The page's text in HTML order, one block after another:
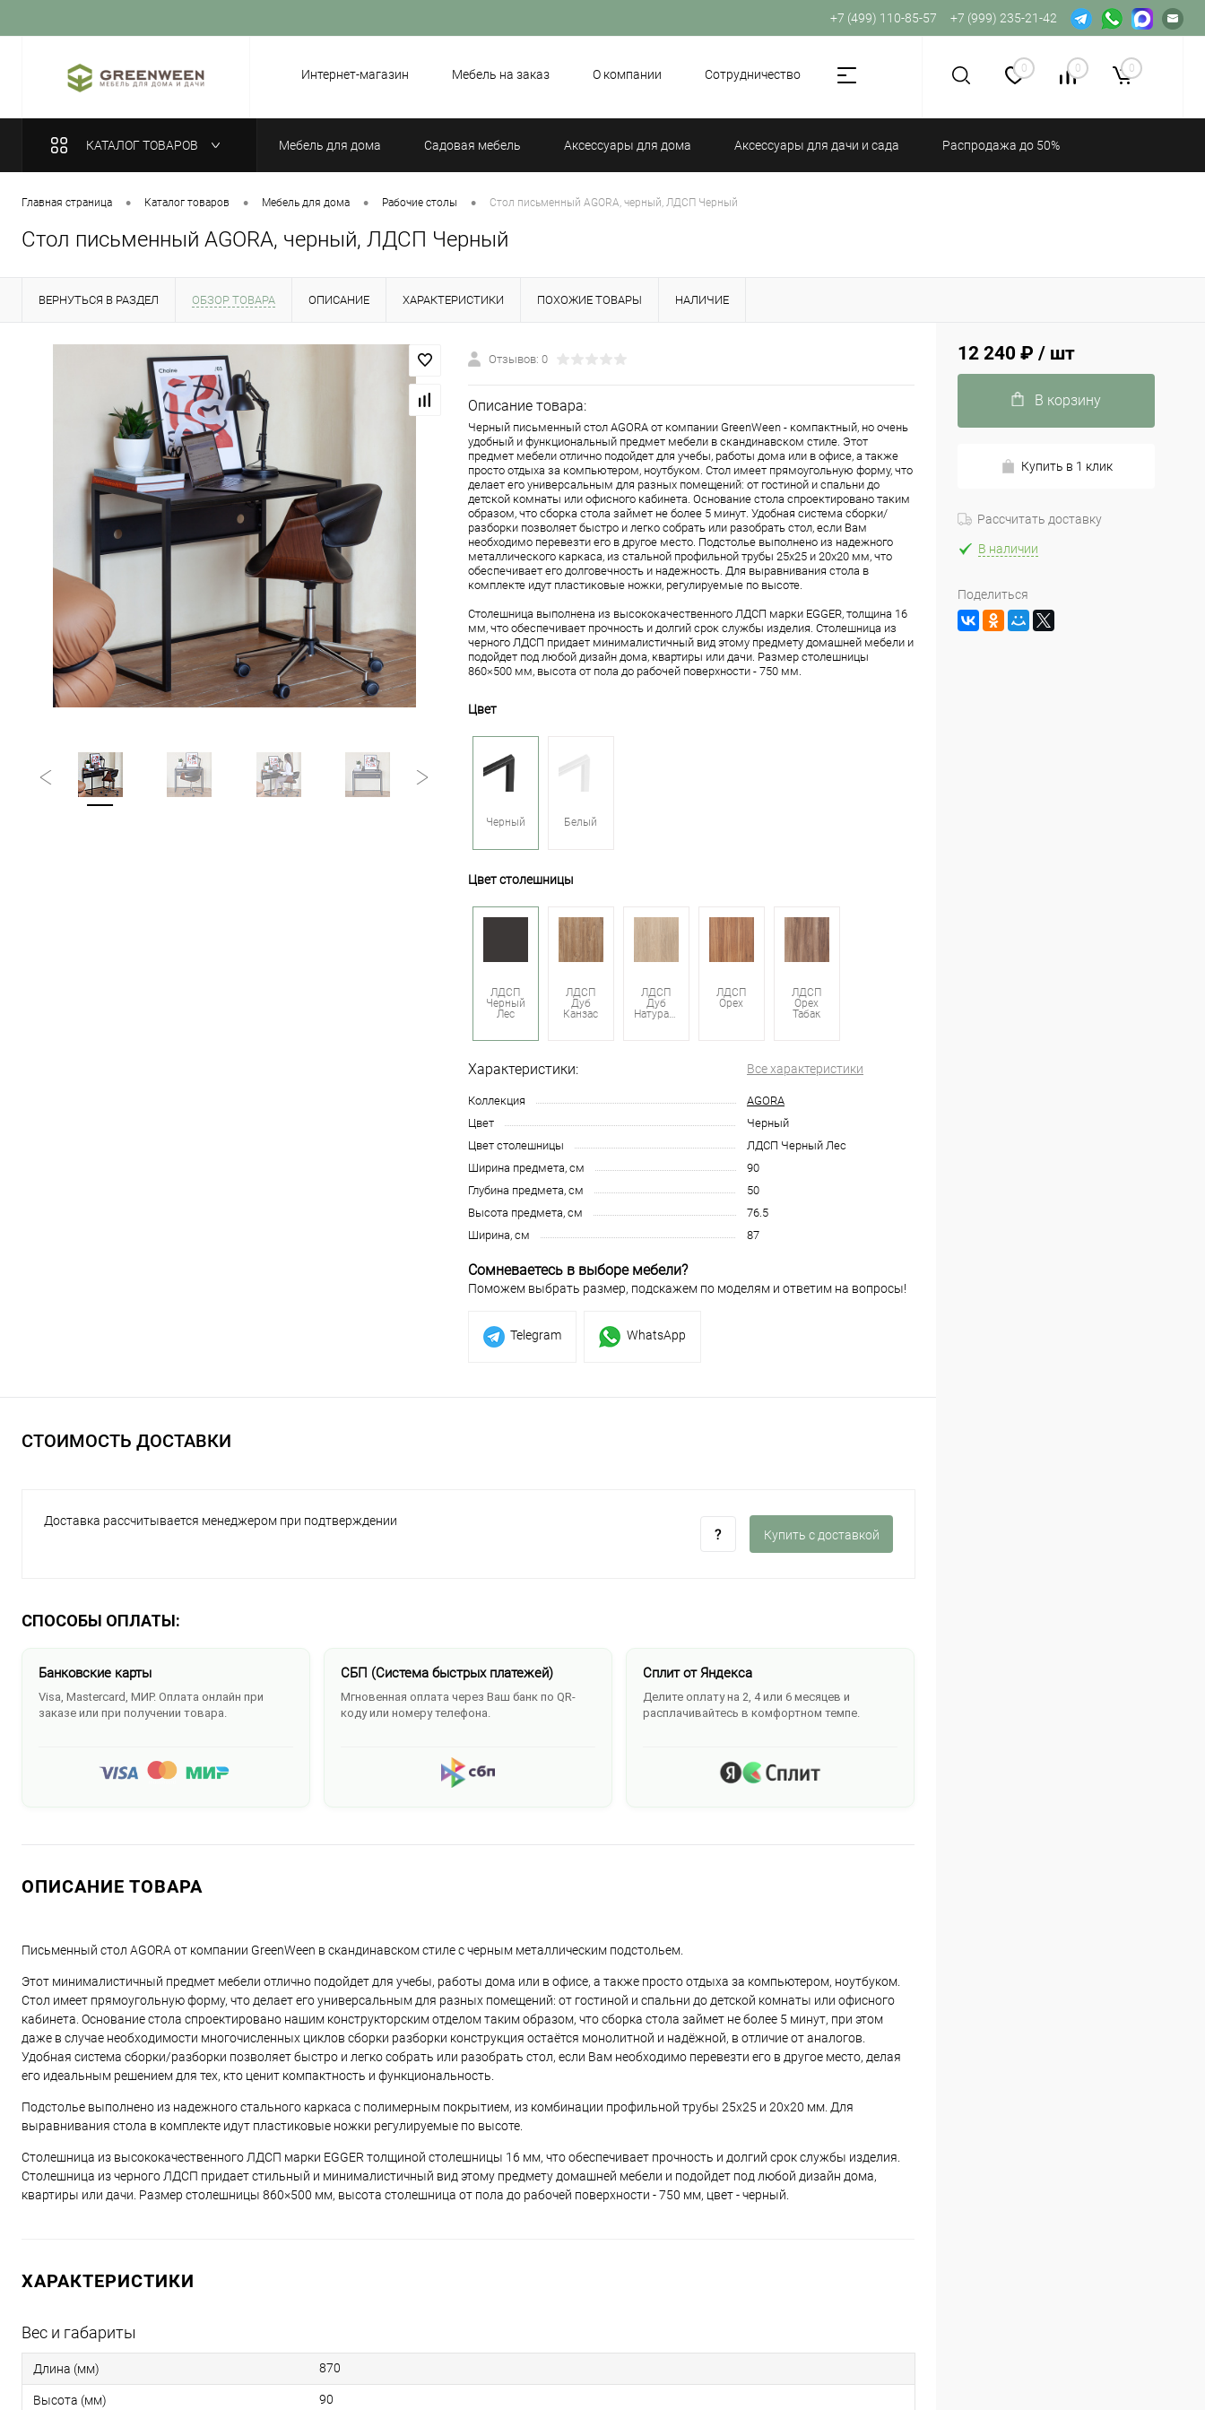
+7 (499) 110-85-57 +7 (999) 235-21-42
Интернет-магазин
Мебель на заказ О компании Сотрудничество 0 0 0
КАТАЛОГ ТОВАРОВ Мебель для дома Садовая мебель Аксессуары для дома Аксессуары для дачи и сада Распродажа до 50%
Главная страница • Каталог товаров • Мебель для дома • Рабочие столы • Стол письменный AGORA, черный, ЛДСП Черный
Стол письменный AGORA, черный, ЛДСП Черный
ВЕРНУТЬСЯ В РАЗДЕЛ ОБЗОР ТОВАРА ОПИСАНИЕ ХАРАКТЕРИСТИКИ ПОХОЖИЕ ТОВАРЫ НАЛИЧИЕ
Отзывов: 0
Описание товара:
Черный письменный стол AGORA от компании GreenWeen - компактный, но очень
удобный и функциональный предмет мебели в скандинавском стиле. Этот
предмет мебели отлично подойдет для учебы, работы дома или в офисе, а также
просто отдыха за компьютером, ноутбуком. Стол имеет прямоугольную форму, что
делает его универсальным для разных помещений: от гостиной и спальни до
детской комнаты или офисного кабинета. Основание стола спроектировано таким
образом, что сборка стола займет не более 5 минут. Удобная система сборки/
разборки позволяет быстро и легко собрать или разобрать стол, если Вам
необходимо перевезти его в другое место. Подстолье выполнено из надежного
металлического каркаса, из стальной профильной трубы 25х25 и 20х20 мм, что
обеспечивает его долговечность и надежность. Для выравнивания стола в
комплекте идут пластиковые ножки, регулируемые по высоте.
Столешница выполнена из высококачественного ЛДСП марки EGGER, толщина 16
мм, что обеспечивает прочность и долгий срок службы изделия. Столешница из
черного ЛДСП придает минималистичный вид этому предмету домашней мебели и
подойдет под любой дизайн дома, квартиры или дачи. Размер столешницы
860×500 мм, высота от пола до рабочей поверхности - 750 мм.
Цвет
Черный Белый
Цвет столешницы
ЛДСП
Черный
Лес
ЛДСП
Дуб
Канзас
ЛДСП
Дуб
Натуральный
ЛДСП
Орех
ЛДСП
Орех
Табак
Характеристики: Все характеристики
Коллекция
AGORA
Цвет
Черный
Цвет столешницы
ЛДСП Черный Лес
Ширина предмета, см
90
Глубина предмета, см
50
Высота предмета, см
76.5
Ширина, см
87
Сомневаетесь в выборе мебели?
Поможем выбрать размер, подскажем по моделям и ответим на вопросы!
Telegram WhatsApp
СТОИМОСТЬ ДОСТАВКИ
Доставка рассчитывается менеджером при подтверждении
Купить c доставкой
СПОСОБЫ ОПЛАТЫ:
Банковские карты
Visa, Mastercard, МИР. Оплата онлайн при
заказе или при получении товара.
СБП (Система быстрых платежей)
Мгновенная оплата через Ваш банк по QR-
коду или номеру телефона.
Сплит от Яндекса
Делите оплату на 2, 4 или 6 месяцев и
расплачивайтесь в комфортном темпе.
ОПИСАНИЕ ТОВАРА
Письменный стол AGORA от компании GreenWeen в скандинавском стиле с черным металлическим подстольем.
Этот минималистичный предмет мебели отлично подойдет для учебы, работы дома или в офисе, а также просто отдыха за компьютером, ноутбуком.
Стол имеет прямоугольную форму, что делает его универсальным для разных помещений: от гостиной и спальни до детской комнаты или офисного
кабинета. Основание стола спроектировано нашим конструкторским отделом таким образом, что сборка стола займет не более 5 минут, при этом
даже в случае необходимости многочисленных циклов сборки разборки конструкция остаётся монолитной и надёжной, в отличие от аналогов.
Удобная система сборки/разборки позволяет быстро и легко собрать или разобрать стол, если Вам необходимо перевезти его в другое место, делая
его идеальным решением для тех, кто ценит компактность и функциональность.
Подстолье выполнено из надежного стального каркаса с полимерным покрытием, из комбинации профильной трубы 25х25 и 20х20 мм. Для
выравнивания стола в комплекте идут пластиковые ножки регулируемые по высоте.
Столешница из высококачественного ЛДСП марки EGGER толщиной столешницы 16 мм, что обеспечивает прочность и долгий срок службы изделия.
Столешница из черного ЛДСП придает стильный и минималистичный вид этому предмету домашней мебели и подойдет под любой дизайн дома,
квартиры или дачи. Размер столешницы 860×500 мм, высота столешница от пола до рабочей поверхности - 750 мм, цвет - черный.
ХАРАКТЕРИСТИКИ
Вес и габариты
Длина (мм) 870
Высота (мм) 90
12 240 ₽ / шт
В корзину
Купить в 1 клик
Рассчитать доставку
В наличии
Поделиться